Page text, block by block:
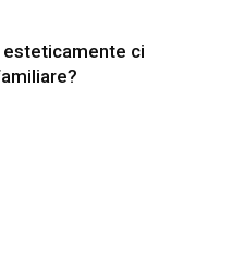
esteticamente ci